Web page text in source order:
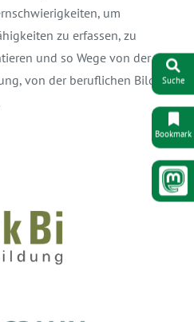
um
zu erfassen, zu
und so Wege von der
von der beruflichen Bildung
Suche
Bookmark